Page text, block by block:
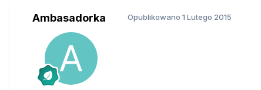
Ambasadorka Opublikowano 1 Lutego 2015